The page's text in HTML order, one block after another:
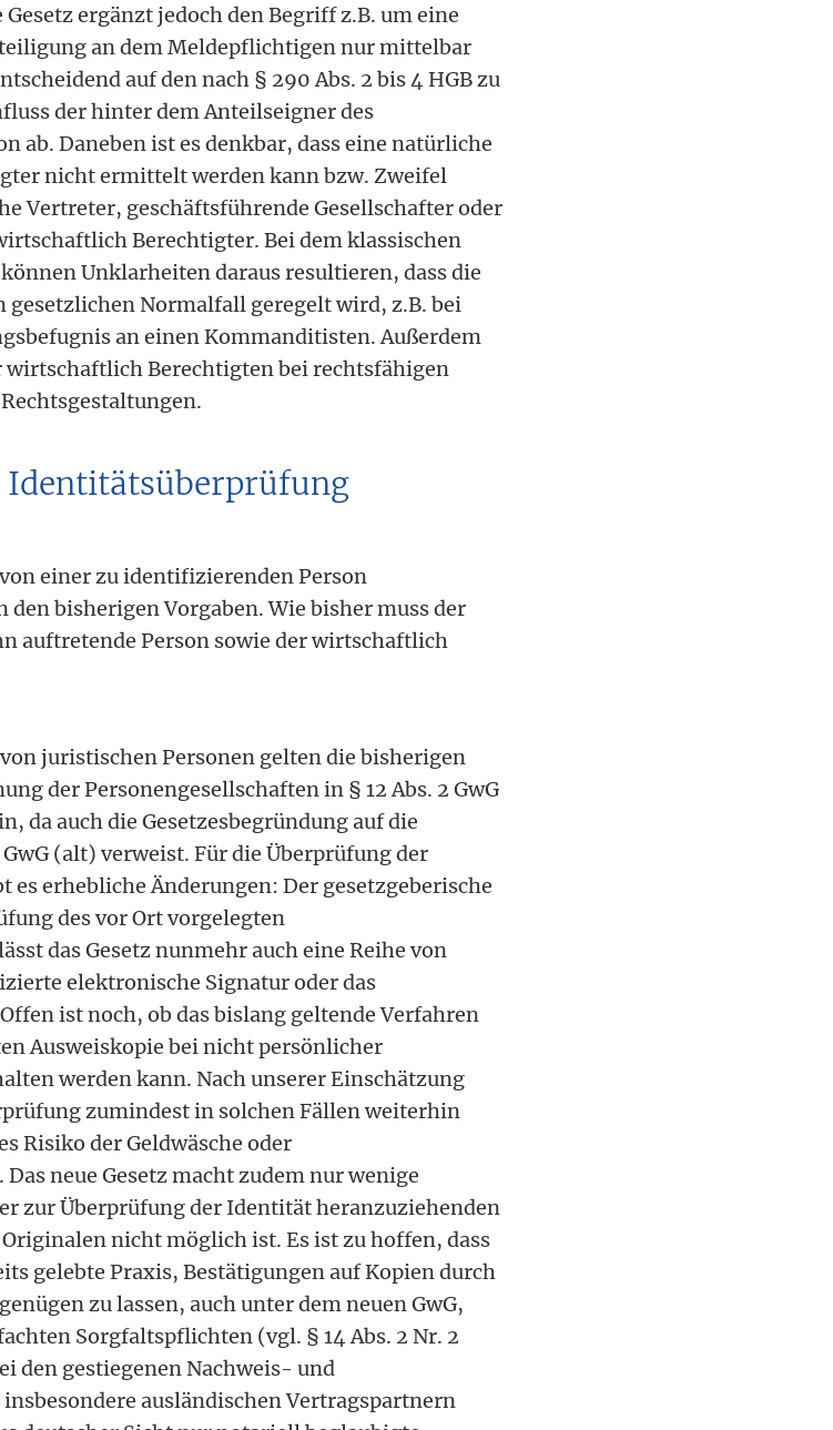
ergänzt jedoch den Begriff z.B. um eine
an dem Meldepflichtigen nur mittelbar
auf den nach § 290 Abs. 2 bis 4 HGB zu
der hinter dem Anteilseigner des
ab. Daneben ist es denkbar, dass eine natürliche
nicht ermittelt werden kann bzw. Zweifel
Vertreter, geschäftsführende Gesellschafter oder
Berechtigter. Bei dem klassischen
Unklarheiten daraus resultieren, dass die
gesetzlichen Normalfall geregelt wird, z.B. bei
an einen Kommanditisten. Außerdem
wirtschaftlich Berechtigten bei rechtsfähigen
einer zu identifizierenden Person
bisherigen Vorgaben. Wie bisher muss der
auftretende Person sowie der wirtschaftlich
juristischen Personen gelten die bisherigen
der Personengesellschaften in § 12 Abs. 2 GwG
da auch die Gesetzesbegründung auf die
(alt) verweist. Für die Überprüfung der
erhebliche Änderungen: Der gesetzgeberische
des vor Ort vorgelegten
das Gesetz nunmehr auch eine Reihe von
elektronische Signatur oder das
ist noch, ob das bislang geltende Verfahren
Ausweiskopie bei nicht persönlicher
werden kann. Nach unserer Einschätzung
zumindest in solchen Fällen weiterhin
Risiko der Geldwäsche oder
neue Gesetz macht zudem nur wenige
zur Überprüfung der Identität heranzuziehenden
nicht möglich ist. Es ist zu hoffen, dass
gelebte Praxis, Bestätigungen auf Kopien durch
zu lassen, auch unter dem neuen GwG,
Sorgfaltspflichten (vgl. § 14 Abs. 2 Nr. 2
den gestiegenen Nachweis- und
ausländischen Vertragspartnern